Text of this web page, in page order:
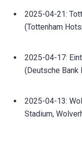
2025-04-21:
(Tottenham
2025-04-17:
(Deutsche Bank
2025-04-13:
Stadium,